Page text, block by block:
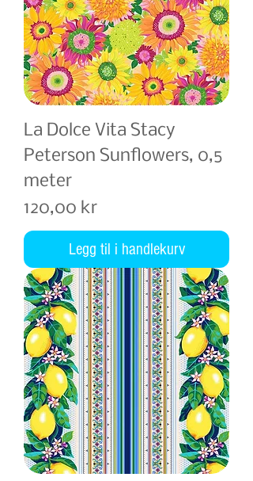
La Dolce Vita Stacy
Peterson Sunflowers, 0,5
meter
Pris
120,00 kr
Legg til i handlekurv